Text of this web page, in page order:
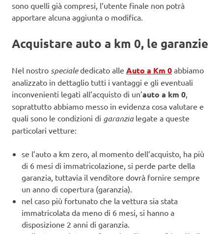
sono quelli già compresi, l’utente finale non potrà
apportare alcuna aggiunta o modifica.
Acquistare auto a km 0, le garanzie
Nel nostro specialededicato alle Auto a Km 0 abbiamo
analizzato in dettaglio tutti i vantaggi e gli eventuali
inconvenienti legati all’acquisto di un’auto a km 0,
soprattutto abbiamo messo in evidenza cosa valutare e
quali sono le condizioni di garanzialegate a queste
particolari vetture:
se l’auto a km zero, al momento dell’acquisto, ha più
di 6 mesi di immatricolazione, si perde parte della
garanzia, tuttavia il venditore dovrà fornire sempre
un anno di copertura (garanzia).
nel caso più fortunato che la vettura sia stata
immatricolata da meno di 6 mesi, si hanno a
disposizione 2 anni di garanzia.